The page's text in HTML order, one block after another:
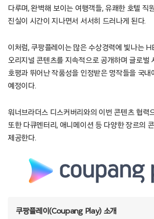
다루며, 완벽해 보이는 여행객들, 유쾌한 호텔 직
진실이 시간이 지나면서 서서히 드러나게 된다.
이처럼, 쿠팡플레이는 많은 수상경력에 빛나는
오리지널 콘텐츠를 지속적으로 공개하며 글로벌
호평과 뛰어난 작품성을 인정받은 명작들을 국내
예정이다.
워너브라더스 디스커버리와의 이번 콘텐츠 협력
또한 다큐멘터리, 애니메이션 등 다양한 장르의
제공한다.
쿠팡플레이(Coupang Play) 소개